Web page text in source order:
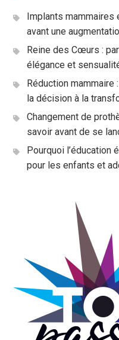
Implants mammaires
avant une
Reine des Cœurs :
élégance et
Réduction mammaire
la décision à la
Changement de
savoir avant de se
Pourquoi
pour les enfants et